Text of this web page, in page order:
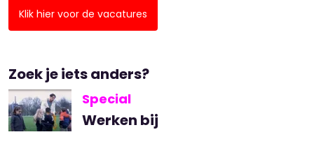
Klik hier voor de vacatures
Zoek je iets anders?
Special
Werken bij